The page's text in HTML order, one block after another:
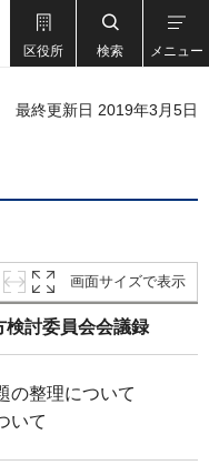
区役所 検索 メニュー
最終更新日 2019年3月5日
画面サイズで表示
検討委員会会議録
の整理について
いて